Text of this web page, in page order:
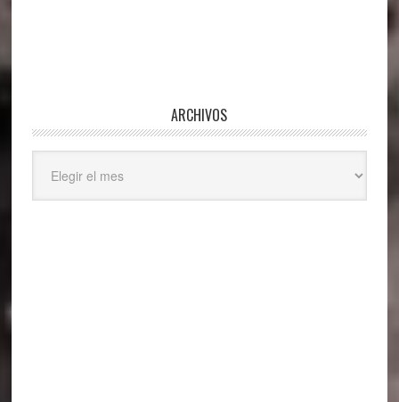
ARCHIVOS